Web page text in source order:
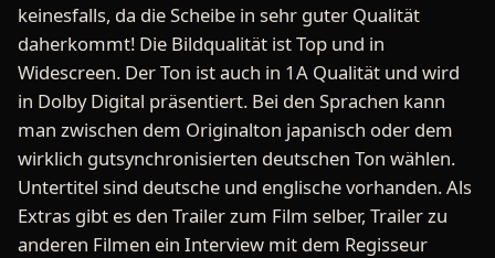
keinesfalls, da die Scheibe in sehr guter Qualität
daherkommt! Die Bildqualität ist Top und in
Widescreen. Der Ton ist auch in 1A Qualität und wird
in Dolby Digital präsentiert. Bei den Sprachen kann
man zwischen dem Originalton japanisch oder dem
wirklich gutsynchronisierten deutschen Ton wählen.
Untertitel sind deutsche und englische vorhanden. Als
Extras gibt es den Trailer zum Film selber, Trailer zu
anderen Filmen ein Interview mit dem Regisseur